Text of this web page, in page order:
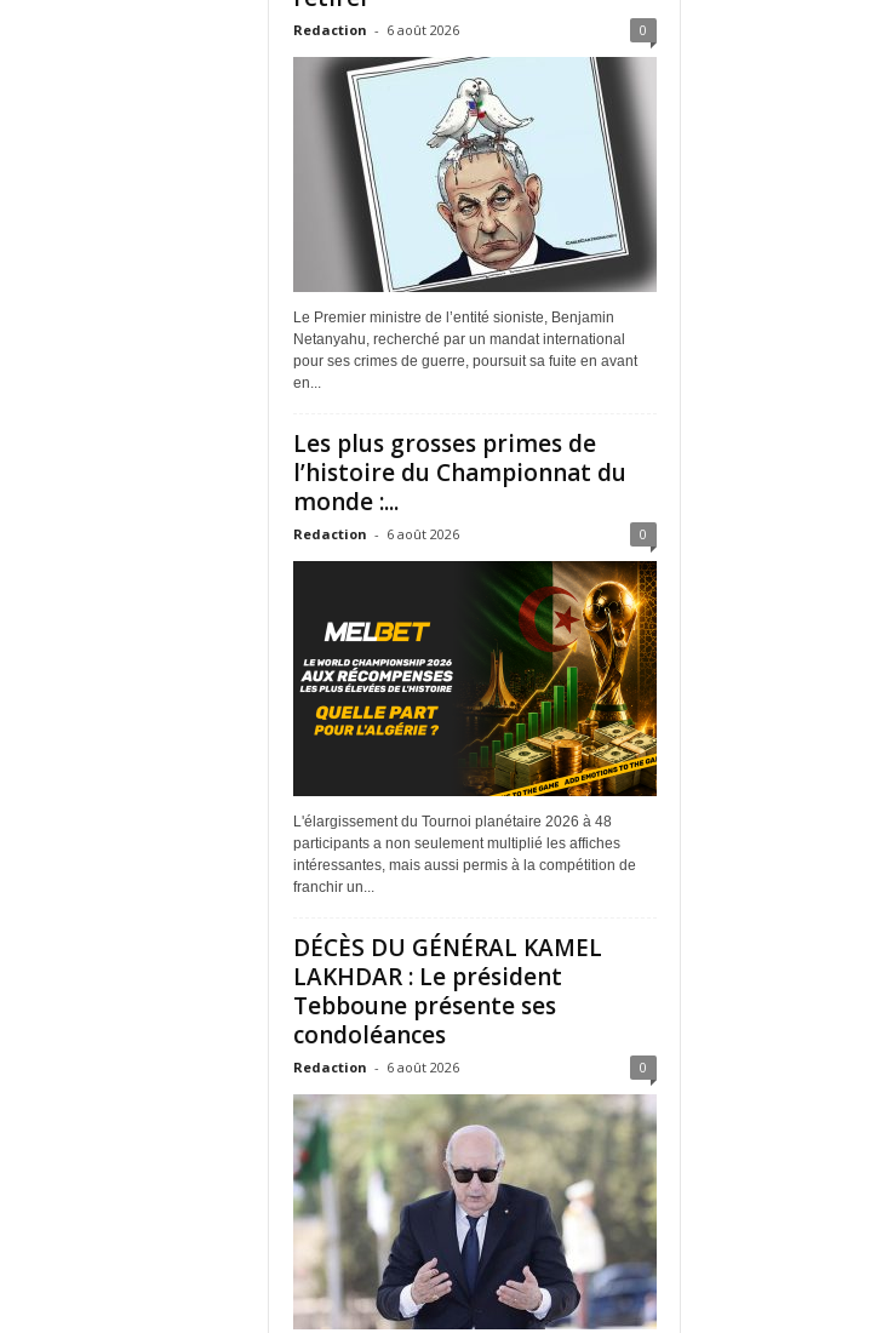
Redaction - 6 août 2026 0
Le Premier ministre de l’entité sioniste, Benjamin
Netanyahu, recherché par un mandat international
pour ses crimes de guerre, poursuit sa fuite en avant
en...
Les plus grosses primes de
l’histoire du Championnat du
monde :...
Redaction - 6 août 2026 0
L'élargissement du Tournoi planétaire 2026 à 48
participants a non seulement multiplié les affiches
intéressantes, mais aussi permis à la compétition de
franchir un...
DÉCÈS DU GÉNÉRAL KAMEL
LAKHDAR : Le président
Tebboune présente ses
condoléances
Redaction - 6 août 2026 0